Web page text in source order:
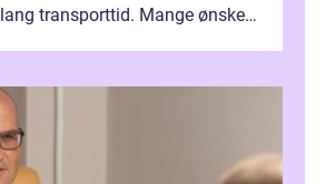
transporttid. Mange ønsker